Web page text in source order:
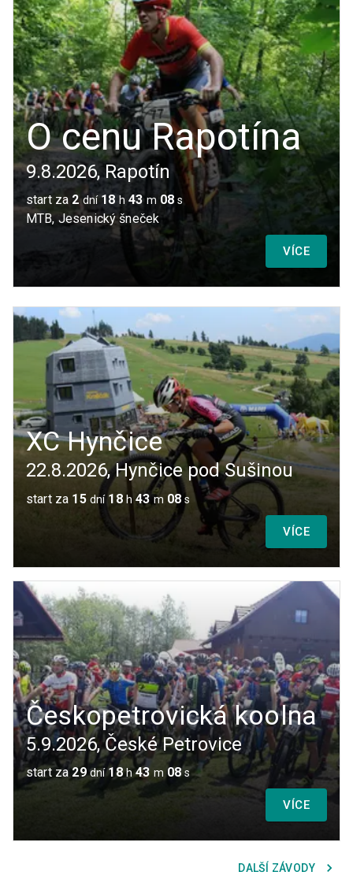
O cenu Rapotína
9.8.2026,Rapotín
start za 2 dní 18 h 43 m 08 s
MTB, Jesenický šneček
VÍCE
XC Hynčice
22.8.2026,Hynčice pod Sušinou
start za 15 dní 18 h 43 m 08 s
VÍCE
Českopetrovická koolna
5.9.2026,České Petrovice
start za 29 dní 18 h 43 m 08 s
VÍCE
DALŠÍ ZÁVODY